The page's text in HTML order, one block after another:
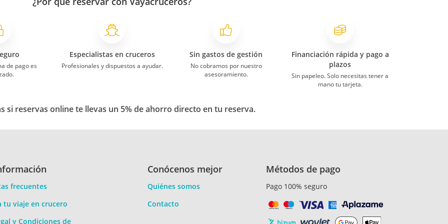
de pago es
Especialistas en cruceros
Profesionales y dispuestos a ayudar.
Sin gastos de gestión
No cobramos por nuestro
asesoramiento.
Financiación rápida y pago a
plazos
Sin papeleo. Solo necesitas tener a
mano tu tarjeta.
si reservas online te llevas un 5% de ahorro directo en tu reserva.
frecuentes
tu viaje en crucero
y Condiciones de
Conócenos mejor
Quiénes somos
Contacto
Métodos de pago
Pago 100% seguro